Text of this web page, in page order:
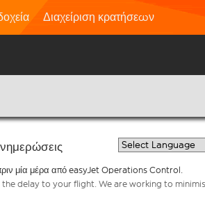
Διαχείριση κρατήσεων
μία μέρα από easyJet Operations Control.
delay to your flight. We are working to